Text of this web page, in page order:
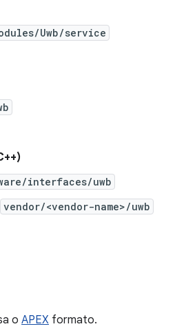
Uwb/service
interfaces/uwb
vendor/<vendor-name>/uwb
o APEX formato.